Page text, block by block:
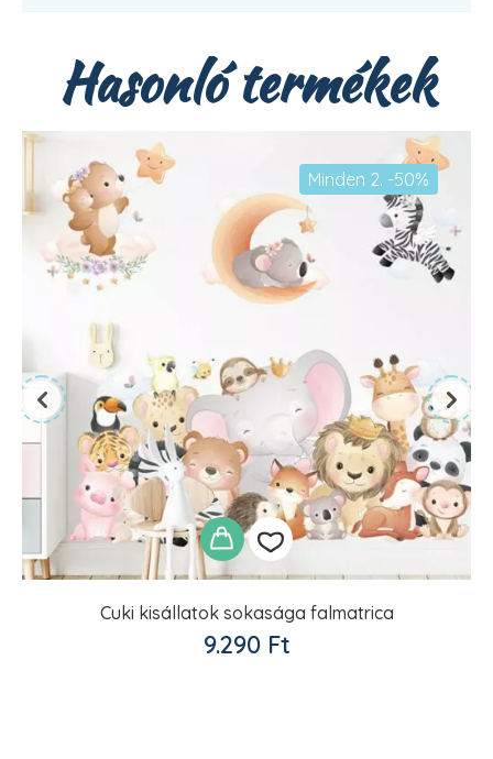
Hasonló termékek
Cuki kisállatok sokasága falmatrica
9.290 Ft
Minden 2. -50%
Kedvencekhez